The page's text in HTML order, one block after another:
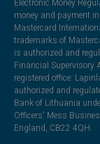
Electronic Money
money and payment
Mastercard
trademarks of
is authorized and
Financial Supervisory
registered office:
authorized and
Bank of Lithuania
Officers' Mess
England, CB22 4QH.